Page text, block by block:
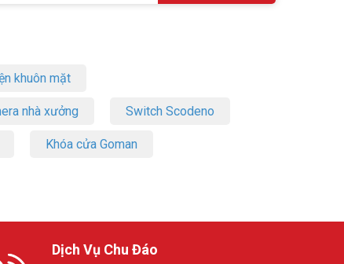
khuôn mặt
nhà xưởng Switch Scodeno
Khóa cửa Goman
Dịch Vụ Chu Đáo